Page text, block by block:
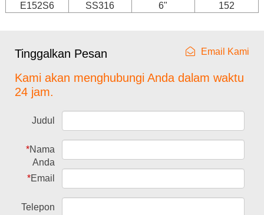
E152S6
SS316 6" 152
Tinggalkan Pesan Email Kami
Kami akan menghubungi Anda dalam waktu
24 jam.
Judul
*Nama
Anda
*Email
Telepon